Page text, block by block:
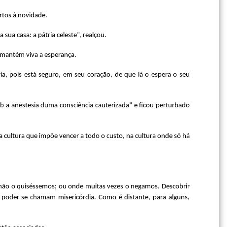
à novidade.
casa: a pátria celeste”, realçou.
viva a esperança.
pois está seguro, em seu coração, de que lá o espera o seu
anestesia duma consciência cauterizada” e ficou perturbado
que impõe vencer a todo o custo, na cultura onde só há
o quiséssemos; ou onde muitas vezes o negamos. Descobrir
se chamam misericórdia. Como é distante, para alguns,